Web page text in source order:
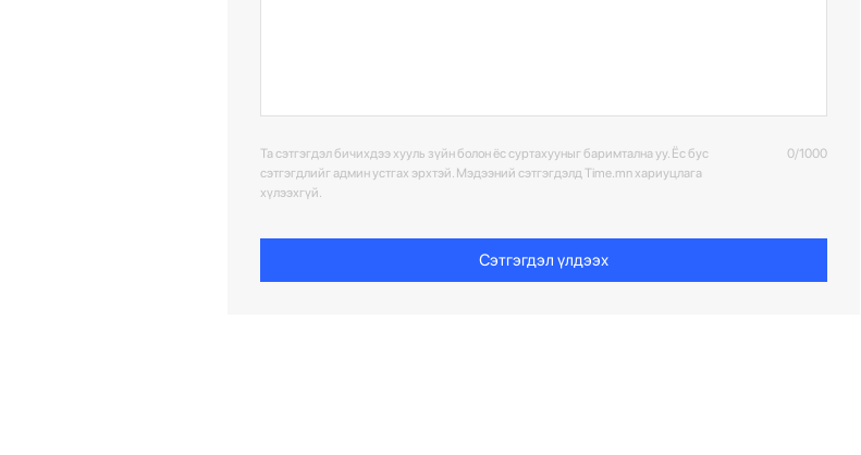
Та сэтгэгдэл бичихдээ хууль зүйн болон ёс суртахууныг баримтална уу. Ёс бус
сэтгэгдлийг админ устгах эрхтэй. Мэдээний сэтгэгдэлд Time.mn хариуцлага
хүлээхгүй.
0/1000
Сэтгэгдэл үлдээх